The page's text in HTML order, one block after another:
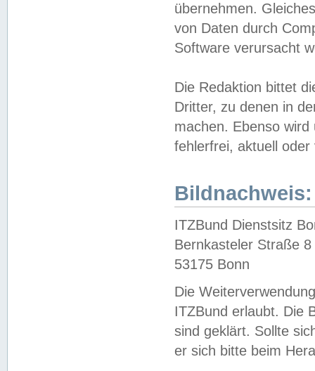
übernehmen.
von Daten durch
Software verursacht
Die Redaktion bittet
Dritter, zu denen in
machen. Ebenso
fehlerfrei, aktuell oder
Bildnachweis:
ITZBund Dienstsitz
Bernkasteler Straße 8
53175 Bonn
Die
ITZBund erlaubt. Die
sind geklärt. Sollte
er sich bitte beim